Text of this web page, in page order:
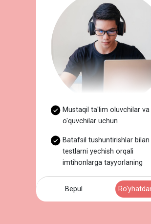
Mustaqil ta'lim oluvchilar va
o'quvchilar uchun
Batafsil tushuntirishlar bilan
testlarni yechish orqali
imtihonlarga tayyorlaning
Bepul